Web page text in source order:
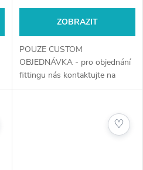
ZOBRAZIT
POUZE CUSTOM
OBJEDNÁVKA - pro objednání
fittingu nás kontaktujte na
telefonním čísle +420 720 029
obchod@golfshop4you.cz.
♡